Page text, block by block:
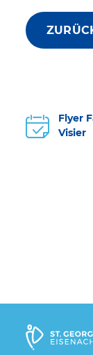
Flyer
Visier